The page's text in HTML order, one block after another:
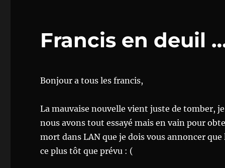
Francis en deuil
Bonjour a tous les francis,
La mauvaise nouvelle vient juste de tomber,
nous avons tout essayé mais en vain pour
mort dans LAN que je dois vous annoncer
ce plus tôt que prévu : (